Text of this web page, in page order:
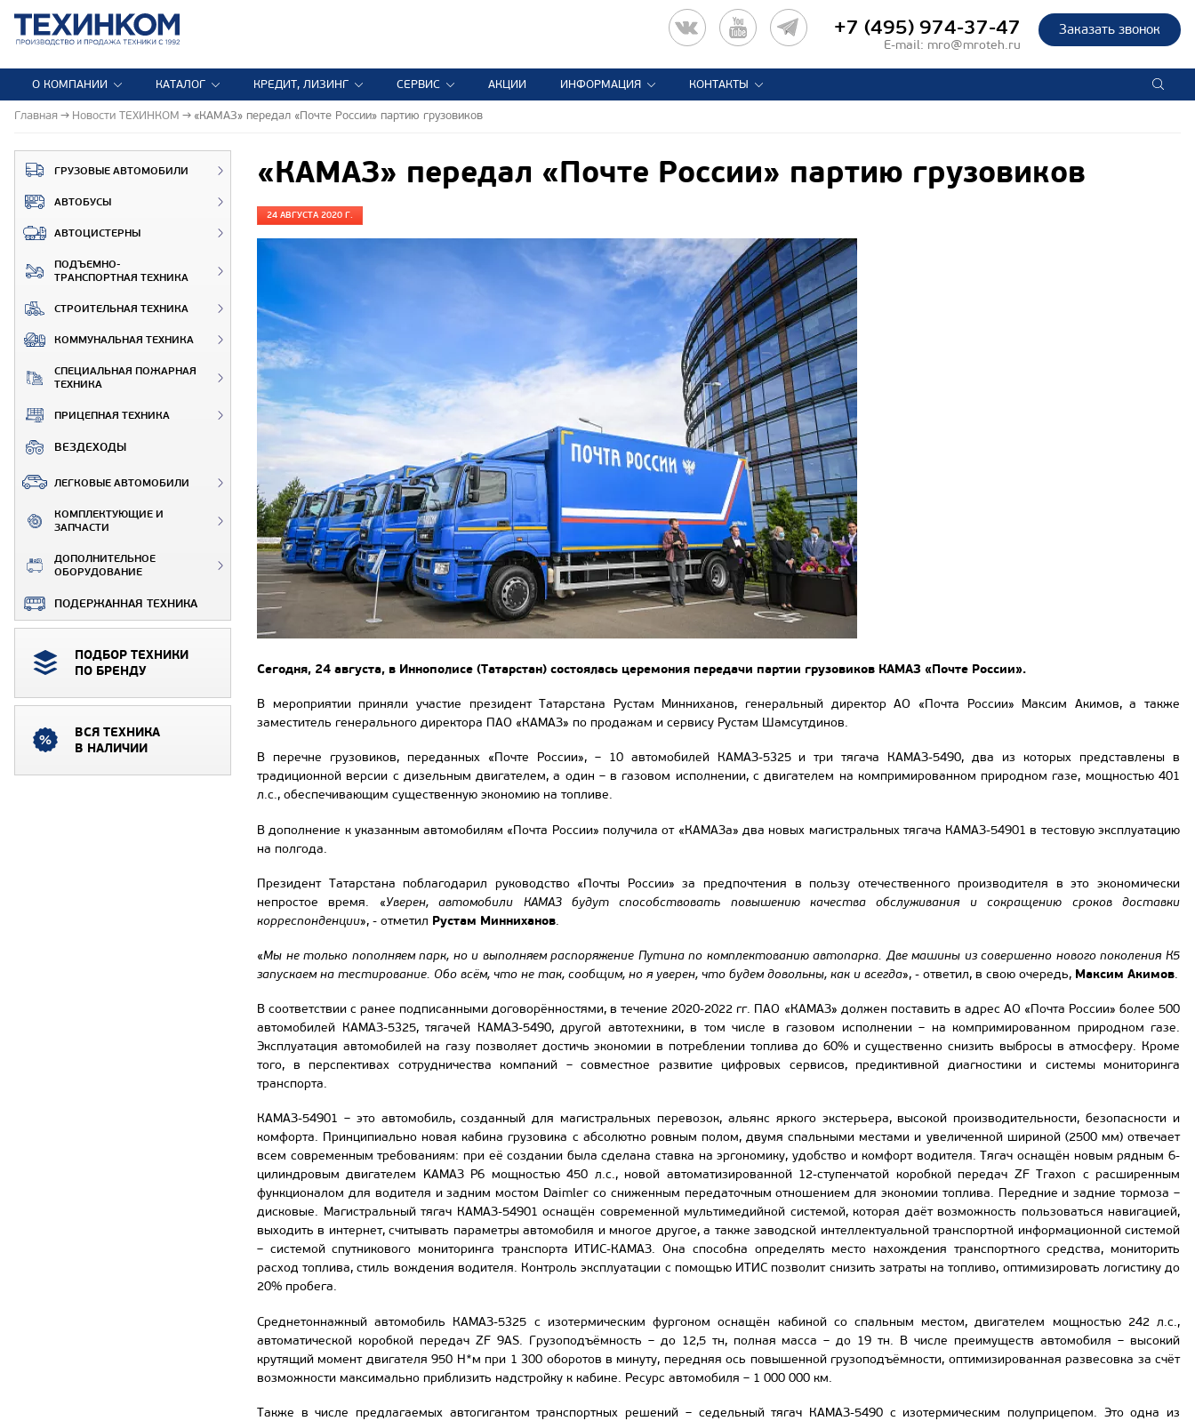
Заказать звонок
+7 (495) 974-37-47
E-mail: mro@mroteh.ru
О КОМПАНИИ КАТАЛОГ КРЕДИТ, ЛИЗИНГ СЕРВИС АКЦИИ ИНФОРМАЦИЯ КОНТАКТЫ
Главная Новости ТЕХИНКОМ «КАМАЗ» передал «Почте России» партию грузовиков
ГРУЗОВЫЕ АВТОМОБИЛИ
АВТОБУСЫ
АВТОЦИСТЕРНЫ
ПОДЪЕМНО-
ТРАНСПОРТНАЯ ТЕХНИКА
СТРОИТЕЛЬНАЯ ТЕХНИКА
КОММУНАЛЬНАЯ ТЕХНИКА
СПЕЦИАЛЬНАЯ ПОЖАРНАЯ
ТЕХНИКА
ПРИЦЕПНАЯ ТЕХНИКА
ВЕЗДЕХОДЫ
ЛЕГКОВЫЕ АВТОМОБИЛИ
КОМПЛЕКТУЮЩИЕ И
ЗАПЧАСТИ
ДОПОЛНИТЕЛЬНОЕ
ОБОРУДОВАНИЕ
ПОДЕРЖАННАЯ ТЕХНИКА
ПОДБОР ТЕХНИКИ
ПО БРЕНДУ
ВСЯ ТЕХНИКА
В НАЛИЧИИ
«КАМАЗ» передал «Почте России» партию грузовиков
24 АВГУСТА 2020 Г.
Сегодня, 24 августа, в Иннополисе (Татарстан) состоялась церемония передачи партии грузовиков КАМАЗ «Почте России».
В мероприятии приняли участие президент Татарстана Рустам Минниханов, генеральный директор АО «Почта России» Максим Акимов, а также
заместитель генерального директора ПАО «КАМАЗ» по продажам и сервису Рустам Шамсутдинов.
В перечне грузовиков, переданных «Почте России», – 10 автомобилей КАМАЗ-5325 и три тягача КАМАЗ-5490, два из которых представлены в
традиционной версии с дизельным двигателем, а один – в газовом исполнении, с двигателем на компримированном природном газе, мощностью 401
л.с., обеспечивающим существенную экономию на топливе.
В дополнение к указанным автомобилям «Почта России» получила от «КАМАЗа» два новых магистральных тягача КАМАЗ-54901 в тестовую эксплуатацию
на полгода.
Президент Татарстана поблагодарил руководство «Почты России» за предпочтения в пользу отечественного производителя в это экономически
непростое время. «Уверен, автомобили КАМАЗ будут способствовать повышению качества обслуживания и сокращению сроков доставки
корреспонденции», - отметил Рустам Минниханов.
«Мы не только пополняем парк, но и выполняем распоряжение Путина по комплектованию автопарка. Две машины из совершенно нового поколения К5
запускаем на тестирование. Обо всём, что не так, сообщим, но я уверен, что будем довольны, как и всегда», - ответил, в свою очередь, Максим Акимов.
В соответствии с ранее подписанными договорённостями, в течение 2020-2022 гг. ПАО «КАМАЗ» должен поставить в адрес АО «Почта России» более 500
автомобилей КАМАЗ-5325, тягачей КАМАЗ-5490, другой автотехники, в том числе в газовом исполнении – на компримированном природном газе.
Эксплуатация автомобилей на газу позволяет достичь экономии в потреблении топлива до 60% и существенно снизить выбросы в атмосферу. Кроме
того, в перспективах сотрудничества компаний – совместное развитие цифровых сервисов, предиктивной диагностики и системы мониторинга
транспорта.
КАМАЗ-54901 – это автомобиль, созданный для магистральных перевозок, альянс яркого экстерьера, высокой производительности, безопасности и
комфорта. Принципиально новая кабина грузовика с абсолютно ровным полом, двумя спальными местами и увеличенной шириной (2500 мм) отвечает
всем современным требованиям: при её создании была сделана ставка на эргономику, удобство и комфорт водителя. Тягач оснащён новым рядным 6-
цилиндровым двигателем KAMAЗ Р6 мощностью 450 л.с., новой автоматизированной 12-ступенчатой коробкой передач ZF Traxon с расширенным
функционалом для водителя и задним мостом Daimler со сниженным передаточным отношением для экономии топлива. Передние и задние тормоза –
дисковые. Магистральный тягач КАМАЗ-54901 оснащён современной мультимедийной системой, которая даёт возможность пользоваться навигацией,
выходить в интернет, считывать параметры автомобиля и многое другое, а также заводской интеллектуальной транспортной информационной системой
– системой спутникового мониторинга транспорта ИТИС-КАМАЗ. Она способна определять место нахождения транспортного средства, мониторить
расход топлива, стиль вождения водителя. Контроль эксплуатации с помощью ИТИС позволит снизить затраты на топливо, оптимизировать логистику до
20% пробега.
Среднетоннажный автомобиль КАМАЗ-5325 с изотермическим фургоном оснащён кабиной со спальным местом, двигателем мощностью 242 л.с.,
автоматической коробкой передач ZF 9AS. Грузоподъёмность – до 12,5 тн, полная масса – до 19 тн. В числе преимуществ автомобиля – высокий
крутящий момент двигателя 950 Н*м при 1 300 оборотов в минуту, передняя ось повышенной грузоподъёмности, оптимизированная развесовка за счёт
возможности максимально приблизить надстройку к кабине. Ресурс автомобиля – 1 000 000 км.
Также в числе предлагаемых автогигантом транспортных решений – седельный тягач КАМАЗ-5490 с изотермическим полуприцепом. Это одна из